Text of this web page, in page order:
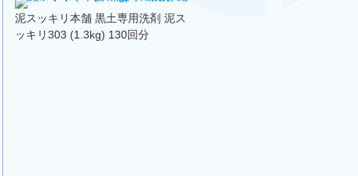
泥スッキリ本舗 黒土専用洗剤 泥ス
ッキリ303 (1.3kg) 130回分